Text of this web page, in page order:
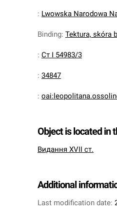
: Lwowska Narodowa
Binding: Tektura, skóra
: Ст І 54983/3
: 34847
:
Object is located in
Видання XVII ст.
Additional
Last modification date: